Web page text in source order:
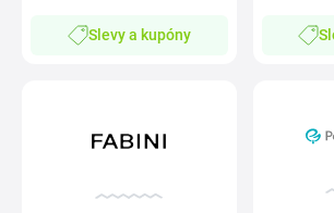
Slevy a kupóny